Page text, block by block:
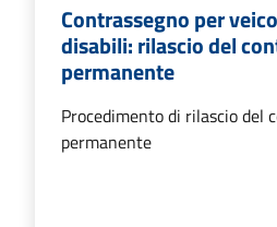
Contrassegno per
disabili: rilascio del
permanente
Procedimento di rilascio del
permanente